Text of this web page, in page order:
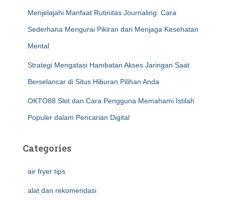
Menjelajahi Manfaat Rutinitas Journaling: Cara
Sederhana Mengurai Pikiran dan Menjaga Kesehatan
Mental
Strategi Mengatasi Hambatan Akses Jaringan Saat
Berselancar di Situs Hiburan Pilihan Anda
OKTO88 Slot dan Cara Pengguna Memahami Istilah
Populer dalam Pencarian Digital
Categories
air fryer tips
alat dan rekomendasi